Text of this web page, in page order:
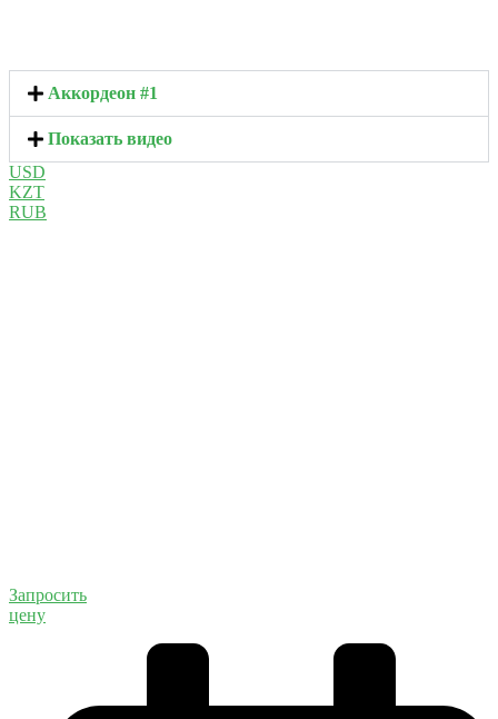
Аккордеон #1
Показать видео
USD
KZT
RUB
Запросить
цену